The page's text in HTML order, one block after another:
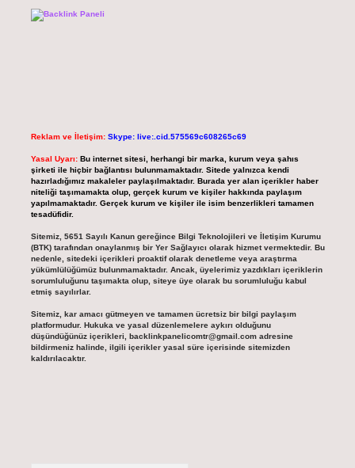
Reklam ve İletişim: Skype: live:.cid.575569c608265c69
Yasal Uyarı: Bu internet sitesi, herhangi bir marka, kurum veya şahıs
şirketi ile hiçbir bağlantısı bulunmamaktadır. Sitede yalnızca kendi
hazırladığımız makaleler paylaşılmaktadır. Burada yer alan içerikler haber
niteliği taşımamakta olup, gerçek kurum ve kişiler hakkında paylaşım
yapılmamaktadır. Gerçek kurum ve kişiler ile isim benzerlikleri tamamen
tesadüfidir.
Sitemiz, 5651 Sayılı Kanun gereğince Bilgi Teknolojileri ve İletişim Kurumu
(BTK) tarafından onaylanmış bir Yer Sağlayıcı olarak hizmet vermektedir. Bu
nedenle, sitedeki içerikleri proaktif olarak denetleme veya araştırma
yükümlülüğümüz bulunmamaktadır. Ancak, üyelerimiz yazdıkları içeriklerin
sorumluluğunu taşımakta olup, siteye üye olarak bu sorumluluğu kabul
etmiş sayılırlar.
Sitemiz, kar amacı gütmeyen ve tamamen ücretsiz bir bilgi paylaşım
platformudur. Hukuka ve yasal düzenlemelere aykırı olduğunu
düşündüğünüz içerikleri, backlinkpanelicomtr@gmail.comadresine
bildirmeniz halinde, ilgili içerikler yasal süre içerisinde sitemizden
kaldırılacaktır.